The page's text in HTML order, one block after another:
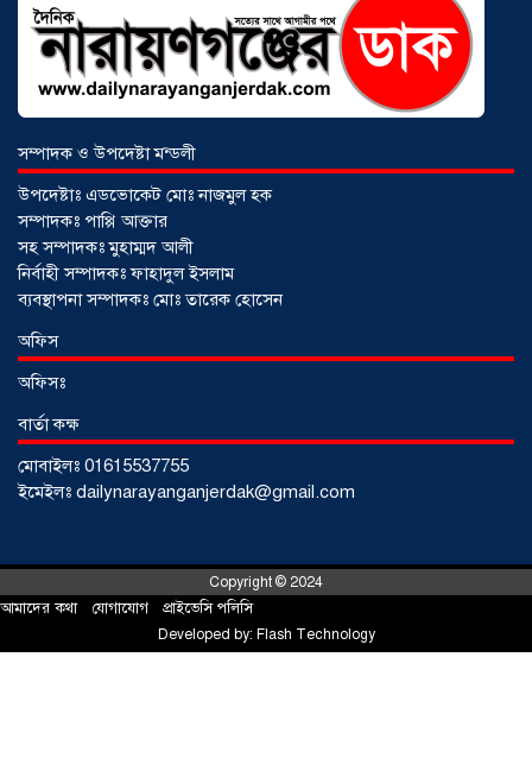
আড়াইহাজারে বান্টি বাজারে ৫ গ্রাম
হেরোইনসহ যুবক গ্রেপ্তার
০৩ আগস্ট ২০২৬
আড়াইহাজারে জেলেদের জালে উঠে এলো
শর্টগান
সম্পাদক ও উপদেষ্টা মন্ডলী
উপদেষ্টাঃ এডভোকেট মোঃ নাজমুল হক
সম্পাদকঃ পাপ্পি আক্তার
সহ সম্পাদকঃ মুহাম্মদ আলী
নির্বাহী সম্পাদকঃ ফাহাদুল ইসলাম
ব্যবস্থাপনা সম্পাদকঃ মোঃ তারেক হোসেন
অফিস
অফিসঃ
বার্তা কক্ষ
মোবাইলঃ 01615537755
ইমেইলঃ dailynarayanganjerdak@gmail.com
Copyright © 2024
আমাদের কথা যোগাযোগ প্রাইভেসি পলিসি
Developed by: Flash Technology